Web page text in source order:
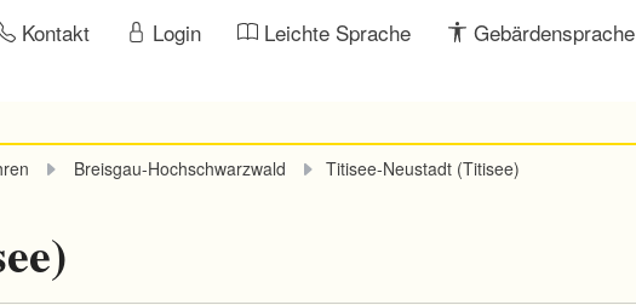
Kontakt Login Leichte Sprache Gebärdensprache
Breisgau-Hochschwarzwald Titisee-Neustadt (Titisee)